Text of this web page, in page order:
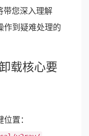
带您深入理解
作到疑难处理的
载核心要
置：